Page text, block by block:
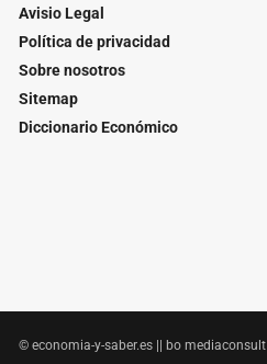
Avisio Legal
Política de privacidad
Sobre nosotros
Sitemap
Diccionario Económico
© economia-y-saber.es || bo mediaconsult